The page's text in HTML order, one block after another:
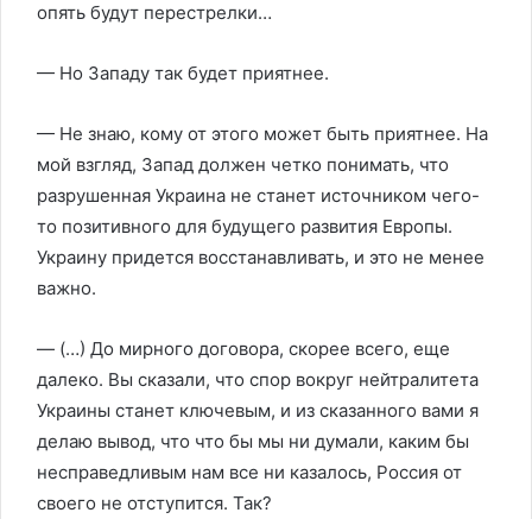
опять будут перестрелки…
— Но Западу так будет приятнее.
— Не знаю, кому от этого может быть приятнее. На
мой взгляд, Запад должен четко понимать, что
разрушенная Украина не станет источником чего-
то позитивного для будущего развития Европы.
Украину придется восстанавливать, и это не менее
важно.
— (…) До мирного договора, скорее всего, еще
далеко. Вы сказали, что спор вокруг нейтралитета
Украины станет ключевым, и из сказанного вами я
делаю вывод, что что бы мы ни думали, каким бы
несправедливым нам все ни казалось, Россия от
своего не отступится. Так?